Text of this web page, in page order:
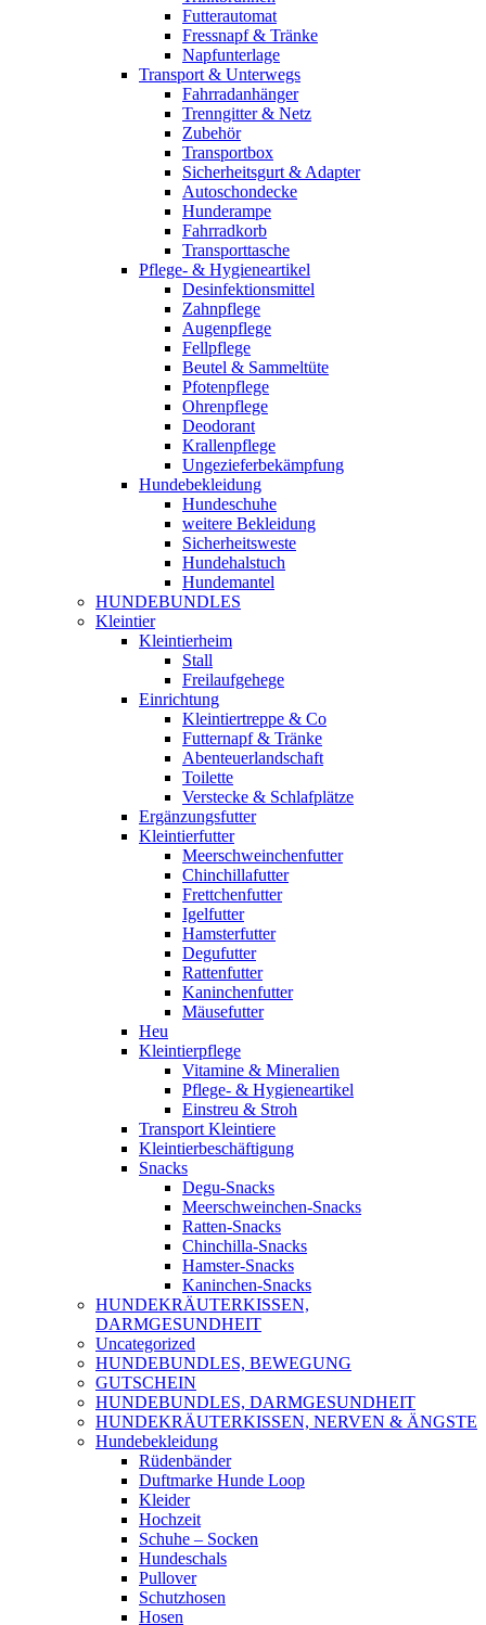
Futterautomat
Fressnapf & Tränke
Napfunterlage
Transport & Unterwegs
Fahrradanhänger
Trenngitter & Netz
Zubehör
Transportbox
Sicherheitsgurt & Adapter
Autoschondecke
Hunderampe
Fahrradkorb
Transporttasche
Pflege- & Hygieneartikel
Desinfektionsmittel
Zahnpflege
Augenpflege
Fellpflege
Beutel & Sammeltüte
Pfotenpflege
Ohrenpflege
Deodorant
Krallenpflege
Ungezieferbekämpfung
Hundebekleidung
Hundeschuhe
weitere Bekleidung
Sicherheitsweste
Hundehalstuch
Hundemantel
HUNDEBUNDLES
Kleintier
Kleintierheim
Stall
Freilaufgehege
Einrichtung
Kleintiertreppe & Co
Futternapf & Tränke
Abenteuerlandschaft
Toilette
Verstecke & Schlafplätze
Ergänzungsfutter
Kleintierfutter
Meerschweinchenfutter
Chinchillafutter
Frettchenfutter
Igelfutter
Hamsterfutter
Degufutter
Rattenfutter
Kaninchenfutter
Mäusefutter
Heu
Kleintierpflege
Vitamine & Mineralien
Pflege- & Hygieneartikel
Einstreu & Stroh
Transport Kleintiere
Kleintierbeschäftigung
Snacks
Degu-Snacks
Meerschweinchen-Snacks
Ratten-Snacks
Chinchilla-Snacks
Hamster-Snacks
Kaninchen-Snacks
HUNDEKRÄUTERKISSEN,
DARMGESUNDHEIT
Uncategorized
HUNDEBUNDLES, BEWEGUNG
GUTSCHEIN
HUNDEBUNDLES, DARMGESUNDHEIT
HUNDEKRÄUTERKISSEN, NERVEN & ÄNGSTE
Hundebekleidung
Rüdenbänder
Duftmarke Hunde Loop
Kleider
Hochzeit
Schuhe – Socken
Hundeschals
Pullover
Schutzhosen
Hosen